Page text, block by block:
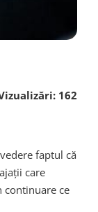
162
faptul că
care
continuare ce